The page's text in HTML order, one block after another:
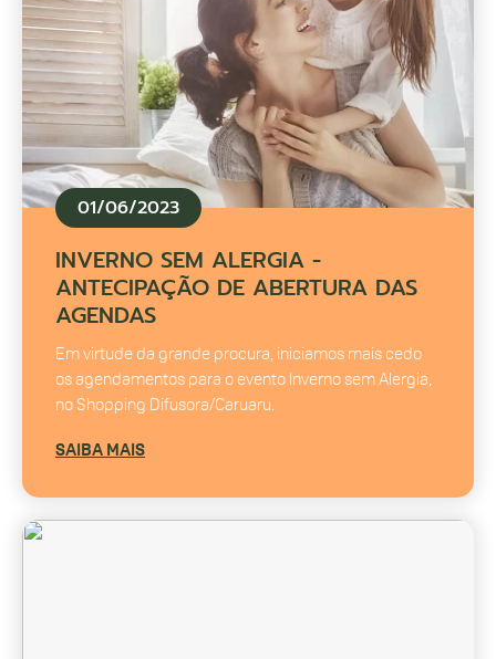
01/06/2023
INVERNO SEM ALERGIA -
ANTECIPAÇÃO DE ABERTURA DAS
AGENDAS
Em virtude da grande procura, iniciamos mais cedo
os agendamentos para o evento Inverno sem Alergia,
no Shopping Difusora/Caruaru.
SAIBA MAIS